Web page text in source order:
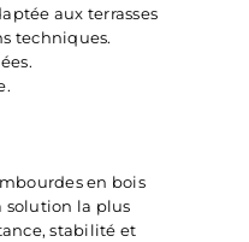
aux terrasses
techniques.
en bois
solution la plus
stabilité et